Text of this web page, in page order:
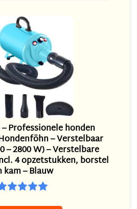
Professionele honden
– Verstelbaar
– 2800 W) – Verstelbare
4 opzetstukken, borstel
kam – Blauw